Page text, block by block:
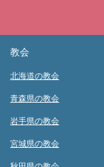
教会
北海道の教会
青森県の教会
岩手県の教会
宮城県の教会